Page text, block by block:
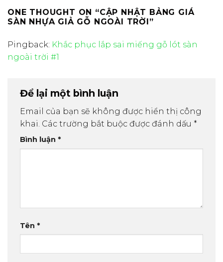
ONE THOUGHT ON “CẬP NHẬT BẢNG GIÁ
SÀN NHỰA GIẢ GỖ NGOÀI TRỜI”
Pingback: Khắc phục lắp sai miếng gỗ lót sàn
ngoài trời #1
Để lại một bình luận
Email của bạn sẽ không được hiển thị công
khai. Các trường bắt buộc được đánh dấu *
Bình luận *
Tên *